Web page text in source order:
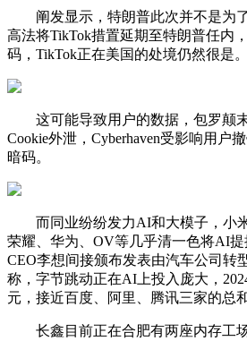
阐发显示，特朗普此次并不是为
高法将TikTok措置延期至特朗普任内
码，TikTok正在美国的处境仍然很是。
这可能导致用户的数据，包罗颠
Cookie外泄，Cyberhaven受影响用户
暗码。
而同业纷纷发力AI和大模子，小米
荣耀、华为、OV等几乎清一色将AI
CEO李想间接颁布发表由汽车公司转
称，字节跳动正在AI上投入庞大，
元，接近百度、阿里、腾讯三家的总
长鑫目前正在合肥有两座内存工场